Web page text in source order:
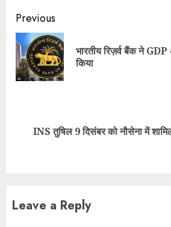
Continue
Reading
Previous
भारतीय रिज़र्व बैंक ने
किया
NextINS तुषिल 9 दिसंबर को नौसेना में
Leave a Reply